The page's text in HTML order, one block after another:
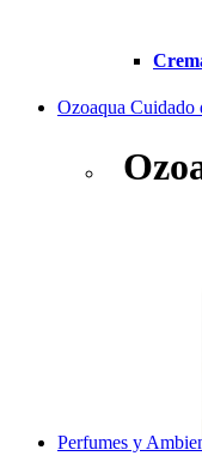
Ozoaqua Cuidado
Perfumes y